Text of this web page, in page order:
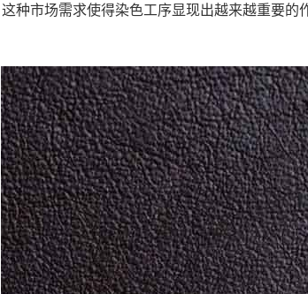
种市场需求使得染色工序显现出越来越重要